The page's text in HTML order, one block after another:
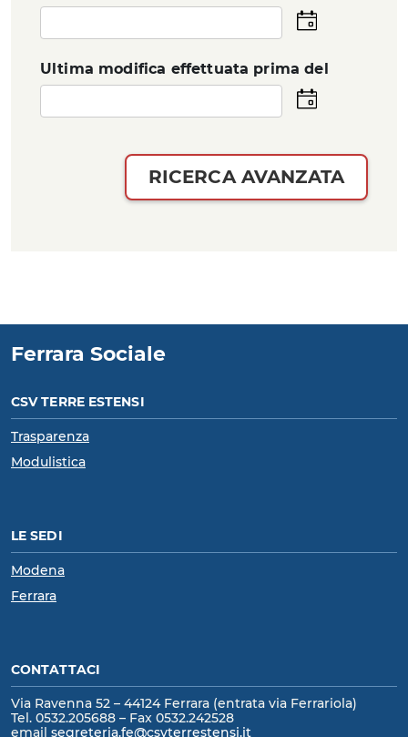
Seleziona
la
Ultima modifica effettuata prima del
Seleziona
la
RICERCA AVANZATA
Ferrara Sociale
CSV TERRE ESTENSI
Trasparenza
Modulistica
LE SEDI
Modena
Ferrara
CONTATTACI
Via Ravenna 52 – 44124 Ferrara (entrata via Ferrariola)
Tel. 0532.205688 – Fax 0532.242528
email segreteria.fe@csvterrestensi.it